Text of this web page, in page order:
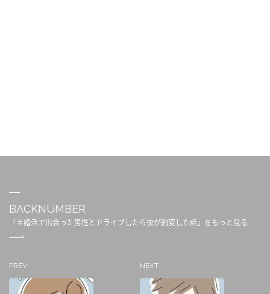
BACKNUMBER
「＃婚活で出会った男性とドライブしたら彼が豹変した話」をもっと見る
PREV NEXT